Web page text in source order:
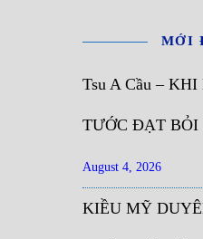
MỚI
Tsu A Cầu –
TƯỚC ĐẠT
August 4, 2026
KIỀU MỸ